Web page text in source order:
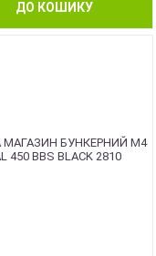
ДО КОШИКУ